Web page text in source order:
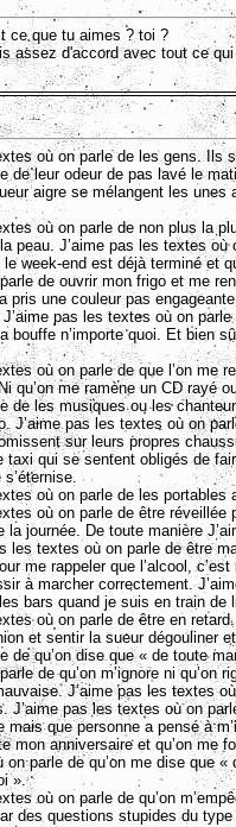
ce que tu aimes ? toi ?
assez d'accord avec tout ce
où on parle de les gens. Ils
de leur odeur de pas lavé le
aigre se mélangent les unes
où on parle de non plus la
peau. J’aime pas les textes
week-end est déjà terminé et
de ouvrir mon frigo et me
pris une couleur pas
J’aime pas les textes où on
bouffe n’importe quoi. Et bien
où on parle de que l’on me
qu’on me ramène un CD rayé
de les musiques ou les
J’aime pas les textes où on
sur leurs propres
taxi qui se sentent obligés de
où on parle de les
où on parle de être
la journée. De toute manière
les textes où on parle de être
me rappeler que l’alcool,
à marcher correctement.
bars quand je suis en train de
où on parle de être en
et sentir la sueur dégouliner
de qu’on dise que « de toute
de qu’on m’ignore ni qu’on
J’aime pas les textes
J’aime pas les textes où on
mais que personne a pensé à
mon anniversaire et qu’on me
parle de qu’on me dise que
».
où on parle de qu’on
des questions stupides du